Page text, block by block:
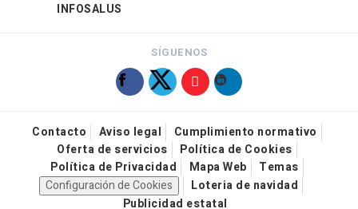
INFOSALUS
SÍGUENOS
Contacto Aviso legal
Cumplimiento normativo
Oferta de servicios
Política de Cookies
Política de Privacidad
Mapa Web
Temas
Configuración de Cookies
Loteria de navidad
Publicidad estatal